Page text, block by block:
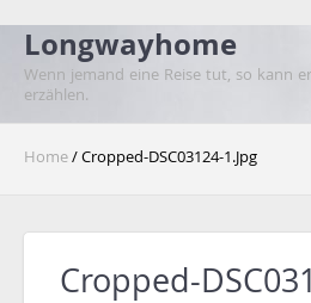
Longwayhome
Wenn jemand eine Reise tut, so kann
erzählen.
Home/ Cropped-DSC03124-1.jpg
Cropped-